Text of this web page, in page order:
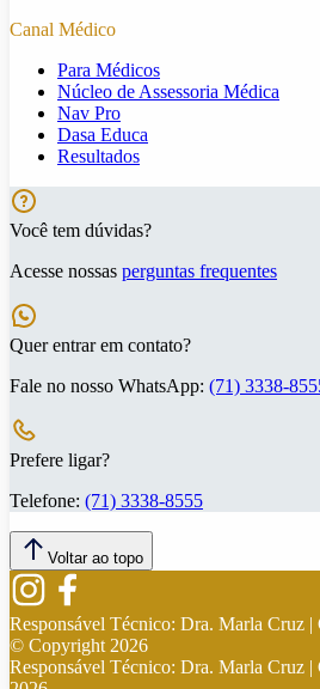
Canal Médico
Para Médicos
Núcleo de Assessoria Médica
Nav Pro
Dasa Educa
Resultados
Você tem dúvidas?
Acesse nossas perguntas frequentes
Quer entrar em contato?
Fale no nosso WhatsApp: (71) 3338-
Prefere ligar?
Telefone: (71) 3338-8555
Voltar ao topo
Responsável Técnico: Dra. Marla Cruz |
© Copyright 2026
Responsável Técnico: Dra. Marla Cruz |